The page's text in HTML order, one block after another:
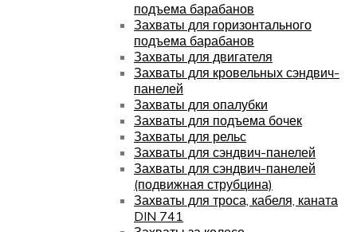
подъема барабанов
Захваты для горизонтального
подъема барабанов
Захваты для двигателя
Захваты для кровельных сэндвич-
панелей
Захваты для опалубки
Захваты для подъема бочек
Захваты для рельс
Захваты для сэндвич-панелей
Захваты для сэндвич-панелей
(подвижная струбцина)
Захваты для троса, кабеля, каната
DIN 741